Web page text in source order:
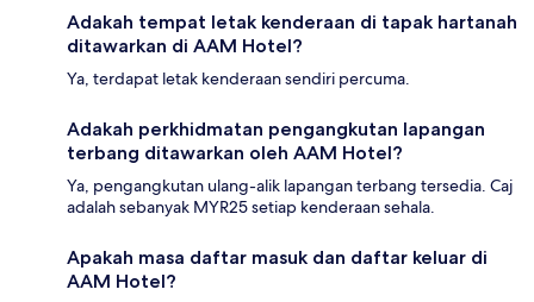
Adakah tempat letak kenderaan di tapak hartanah
ditawarkan di AAM Hotel?
Ya, terdapat letak kenderaan sendiri percuma.
Adakah perkhidmatan pengangkutan lapangan
terbang ditawarkan oleh AAM Hotel?
Ya, pengangkutan ulang-alik lapangan terbang tersedia. Caj
adalah sebanyak MYR25 setiap kenderaan sehala.
Apakah masa daftar masuk dan daftar keluar di
AAM Hotel?